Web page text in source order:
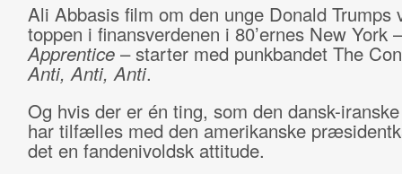
Ali Abbasis film om den unge Donald Trumps
toppen i finansverdenen i 80’ernes New York
Apprentice– starter med punkbandet The
Anti, Anti, Anti.
Og hvis der er én ting, som den dansk-
har tilfælles med den amerikanske
det en fandenivoldsk attitude.